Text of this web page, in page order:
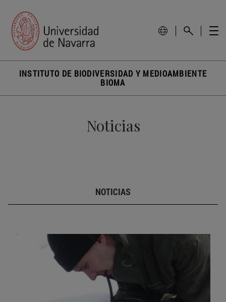
INSTITUTO DE BIODIVERSIDAD Y MEDIOAMBIENTE
BIOMA
Noticias
NOTICIAS